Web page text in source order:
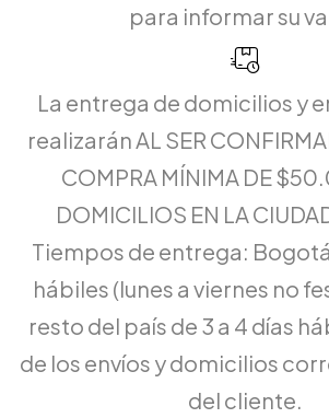
para informar su
La entrega de domicilios y
realizarán AL SER
COMPRA MÍNIMA DE
DOMICILIOS EN LA
Tiempos de entrega:
hábiles (lunes a viernes no
resto del país de 3 a 4 días
de los envíos y domicilios
del cliente.